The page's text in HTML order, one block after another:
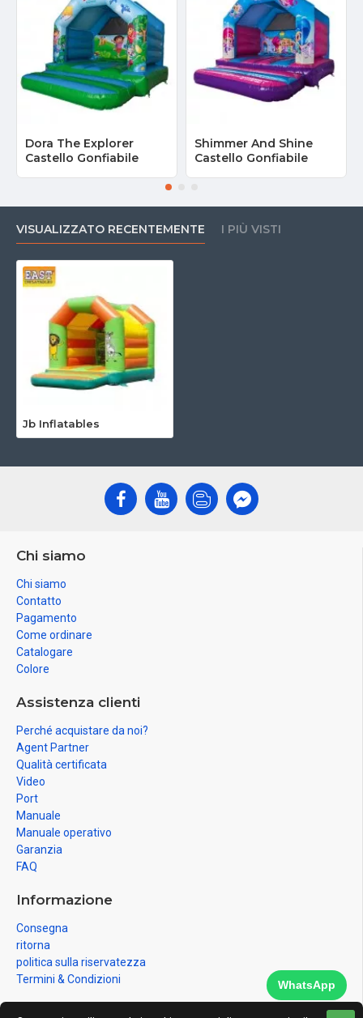
Dora The Explorer
Castello Gonfiabile
Shimmer And Shine
Castello Gonfiabile
VISUALIZZATO RECENTEMENTE I PIÙ VISTI
Jb Inflatables
Chi siamo
Chi siamo
Contatto
Pagamento
Come ordinare
Catalogare
Colore
Assistenza clienti
Perché acquistare da noi?
Agent Partner
Qualità certificata
Video
Port
Manuale
Manuale operativo
Garanzia
FAQ
Informazione
Consegna
ritorna
politica sulla riservatezza
Termini & Condizioni
WhatsApp